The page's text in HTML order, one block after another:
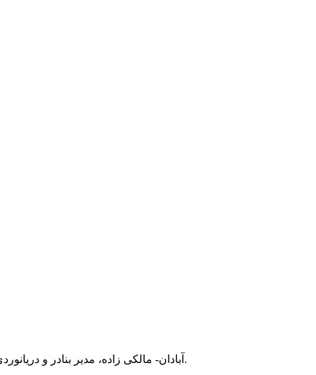
آبادان- مالکی زاده، مدیر بنادر و دریانوردی آبادان گفت: بنا بر گزارش سامانه آماری بنادر و دریانوردی، بنادر آبادان در پنج ماه نخست سال ۱۴۰۴ شاهد رشد فعالیت‌های تجاری بوده‌اند.